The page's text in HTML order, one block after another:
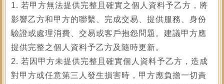
1. 若甲方無法提供完整且確實之個人資料予乙方，將
影響乙方和甲方的聯繫、完成交易、提供服務、身份
驗證或處理消費、交易或客戶抱怨問題。建議甲方應
提供完整之個人資料予乙方及隨時更新。
2. 若因甲方未提供完整且確實個人資料予乙方，造成
對甲方或任意第三人發生損害時，甲方應負擔一切責